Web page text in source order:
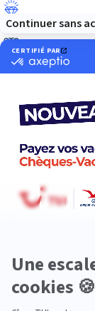
Luxe
Neige
Plongée
Premium